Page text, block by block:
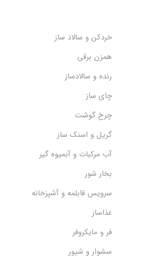
خردکن و سالاد ساز
همزن برقی
رنده و سالادساز
چای ساز
چرخ گوشت
گریل و اسنک‌ ساز
آب مرکبات و آبمیوه گیر
بخار شور
سرویس قابلمه و آشپزخانه
غذاساز
فر و مایکروفر
سشوار و شیور